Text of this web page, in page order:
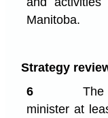
Manitoba.
Strategy
6
The
minister at